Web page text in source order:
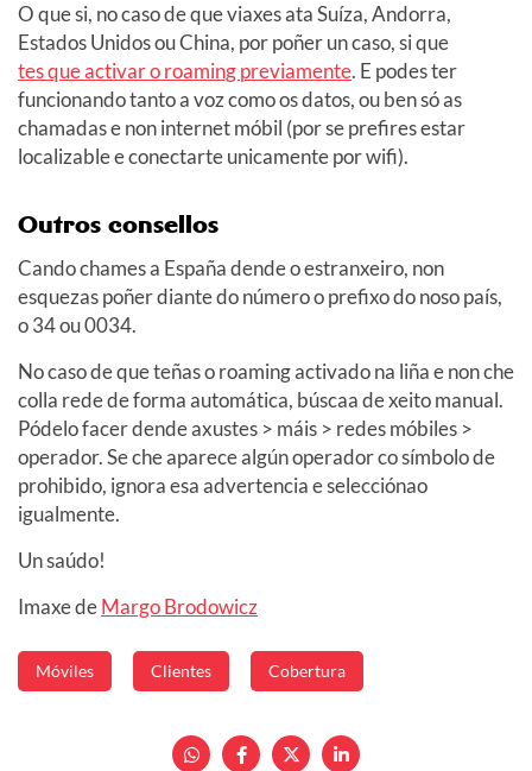
O que si, no caso de que viaxes ata Suíza, Andorra,
Estados Unidos ou China, por poñer un caso, si que
tes que activar o roaming previamente. E podes ter
funcionando tanto a voz como os datos, ou ben só as
chamadas e non internet móbil (por se prefires estar
localizable e conectarte unicamente por wifi).
Outros consellos
Cando chames a España dende o estranxeiro, non
esquezas poñer diante do número o prefixo do noso país,
o 34 ou 0034.
No caso de que teñas o roaming activado na liña e non che
colla rede de forma automática, búscaa de xeito manual.
Pódelo facer dende axustes > máis > redes móbiles >
operador. Se che aparece algún operador co símbolo de
prohibido, ignora esa advertencia e selecciónao
igualmente.
Un saúdo!
Imaxe deMargo Brodowicz
Móviles Clientes Cobertura